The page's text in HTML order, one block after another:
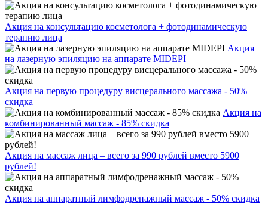
Акция на консультацию косметолога + фотодинамическую
терапию лица
Акция
на лазерную эпиляцию на аппарате MIDEPI
Акция на первую процедуру висцерального массажа - 50%
скидка
Акция на
комбинированный массаж - 85% скидка
Акция на массаж лица – всего за 990 рублей вместо 5900
рублей!
Акция на аппаратный лимфодренажный массаж - 50% скидка